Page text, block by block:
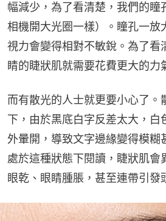
幅減少，為了看清楚，我們的瞳
相機開大光圈一樣）。瞳孔一放
視力會變得相對不敏銳。為了看
睛的睫狀肌就需要花費更大的力
而有散光的人士就更要小心了。
下，由於黑底白字反差太大，白
外暈開，導致文字邊緣變得模糊
處於這種狀態下閱讀，睫狀肌會
眼乾、眼睛腫脹，甚至連帶引發